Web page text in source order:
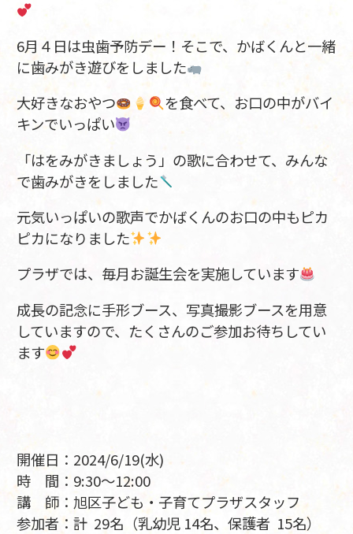
6月４日は虫歯予防デー！そこで、かばくんと一緒
に歯みがき遊びをしました
大好きなおやつ
を食べて、お口の中がバイ
キンでいっぱい
「はをみがきましょう」の歌に合わせて、みんな
で歯みがきをしました
元気いっぱいの歌声でかばくんのお口の中もピカ
ピカになりました
プラザでは、毎月お誕生会を実施しています
成長の記念に手形ブース、写真撮影ブースを用意
していますので、たくさんのご参加お待ちしてい
ます
開催日：2024/6/19(水)
時 間：9:30～12:00
講 師：旭区子ども・子育てプラザスタッフ
参加者：計 29名（乳幼児 14名、保護者 15名）